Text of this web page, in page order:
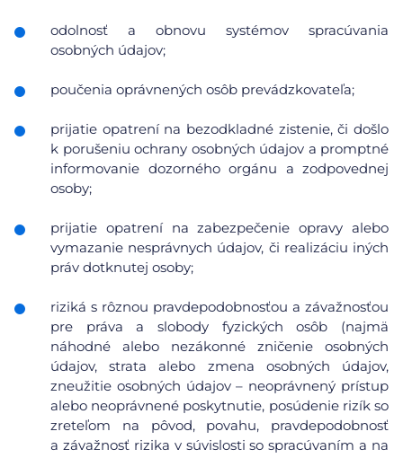
odolnosť a obnovu systémov spracúvania
osobných údajov;
poučenia oprávnených osôb prevádzkovateľa;
prijatie opatrení na bezodkladné zistenie, či došlo
k porušeniu ochrany osobných údajov a promptné
informovanie dozorného orgánu a zodpovednej
osoby;
prijatie opatrení na zabezpečenie opravy alebo
vymazanie nesprávnych údajov, či realizáciu iných
práv dotknutej osoby;
riziká s rôznou pravdepodobnosťou a závažnosťou
pre práva a slobody fyzických osôb (najmä
náhodné alebo nezákonné zničenie osobných
údajov, strata alebo zmena osobných údajov,
zneužitie osobných údajov – neoprávnený prístup
alebo neoprávnené poskytnutie, posúdenie rizík so
zreteľom na pôvod, povahu, pravdepodobnosť
a závažnosť rizika v súvislosti so spracúvaním a na